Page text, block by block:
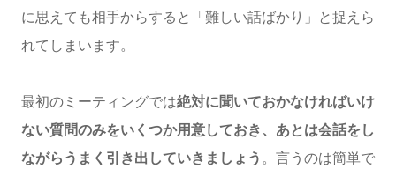
に思えても相手からすると「難しい話ばかり」と捉えら
れてしまいます。
最初のミーティングでは絶対に聞いておかなければいけ
ない質問のみをいくつか用意しておき、あとは会話をし
ながらうまく引き出していきましょう。言うのは簡単で